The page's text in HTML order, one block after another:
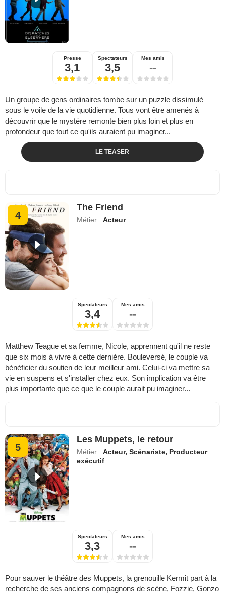
Presse
3,1
Spectateurs
3,5
Mes amis
--
Un groupe de gens ordinaires tombe sur un puzzle dissimulé
sous le voile de la vie quotidienne. Tous vont être amenés à
découvrir que le mystère remonte bien plus loin et plus en
profondeur que tout ce qu'ils auraient pu imaginer...
LE TEASER
4
The Friend
Métier :Acteur
Spectateurs
3,4
Mes amis
--
Matthew Teague et sa femme, Nicole, apprennent qu'il ne reste
que six mois à vivre à cette dernière. Bouleversé, le couple va
bénéficier du soutien de leur meilleur ami. Celui-ci va mettre sa
vie en suspens et s'installer chez eux. Son implication va être
plus importante que ce que le couple aurait pu imaginer...
5
Les Muppets, le retour
Métier :Acteur, Scénariste, Producteur
exécutif
Spectateurs
3,3
Mes amis
--
Pour sauver le théâtre des Muppets, la grenouille Kermit part à la
recherche de ses anciens compagnons de scène, Fozzie, Gonzo